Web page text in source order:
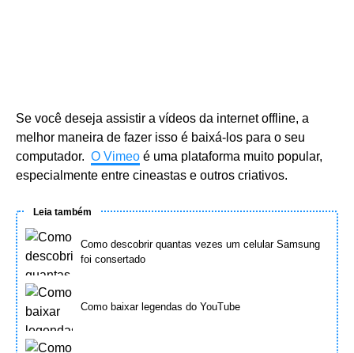
Se você deseja assistir a vídeos da internet offline, a
melhor maneira de fazer isso é baixá-los para o seu
computador. O Vimeo é uma plataforma muito popular,
especialmente entre cineastas e outros criativos.
Leia também
Como descobrir quantas vezes um celular Samsung
foi consertado
Como baixar legendas do YouTube